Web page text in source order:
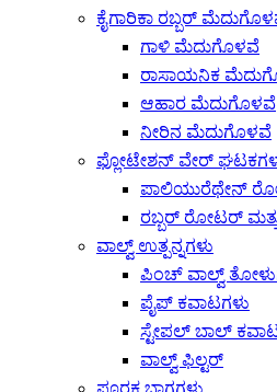
ಕೈಗಾರಿಕಾ ರಬ್ಬರ್
ಗಾಳಿ ಮೆದುಗೊಳವೆ
ರಾಸಾಯನಿಕ
ಆಹಾರ ಮೆದುಗೊಳವೆ
ನೀರಿನ ಮೆದುಗೊಳವೆ
ಫ್ಲೋಟೇಶನ್ ವೇರ್
ಪಾಲಿಯುರೆಥೇನ್
ರಬ್ಬರ್ ರೋಟರ್
ವಾಲ್ವ್ ಉತ್ಪನ್ನಗಳು
ಪಿಂಚ್ ವಾಲ್ವ್
ಪೈಪ್ ಕವಾಟಗಳು
ಸ್ಟೇಪಲ್ ಬಾಲ್
ವಾಲ್ವ್ ಫಿಲ್ಟರ್
ಪೂರಕ ಭಾಗಗಳು